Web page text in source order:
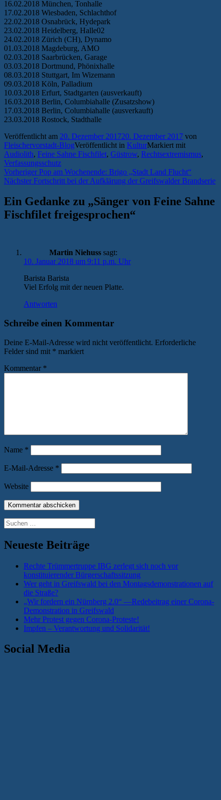
16.02.2018 München, Tonhalle
17.02.2018 Wiesbaden, Schlachthof
22.02.2018 Osnabrück, Hydepark
23.02.2018 Heidelberg, Halle02
24.02.2018 Zürich (CH), Dynamo
01.03.2018 Magdeburg, AMO
02.03.2018 Saarbrücken, Garage
03.03.2018 Dortmund, Phönixhalle
08.03.2018 Stuttgart, Im Wizemann
09.03.2018 Köln, Palladium
10.03.2018 Erfurt, Stadtgarten (ausverkauft)
16.03.2018 Berlin, Columbiahalle (Zusatzshow)
17.03.2018 Berlin, Columbiahalle (ausverkauft)
23.03.2018 Rostock, Stadthalle
Veröffentlicht am 20. Dezember 201720. Dezember 2017 von
Fleischervorstadt-BlogVeröffentlicht in KulturMarkiert mit
Audiolith, Feine Sahne Fischfilet, Güstrow, Rechtsextremismus,
Verfassungsschutz
Beitragsnavigation
Vorheriger Vorheriger
Beitrag:
Pop am Wochenende: Brigo „Stadt Land Flucht“
Nächster Nächster
Fortschritt bei der Aufklärung der Greifswalder Brandserie
Ein Gedanke zu „Sänger von Feine Sahne
Fischfilet freigesprochen“
Martin Niehuss sagt:
10. Januar 2018 um 9:11 p.m. Uhr
Barista Barista
Viel Erfolg mit der neuen Platte.
Antworten
Schreibe einen Kommentar
Deine E-Mail-Adresse wird nicht veröffentlicht. Erforderliche
Felder sind mit * markiert
Kommentar *
Name *
E-Mail-Adresse *
Website
Suchen
nach:
Neueste Beiträge
Rechte Trümmertruppe IBG zerlegt sich noch vor
konstituierender Bürgerschaftssitzung
Wer geht in Greifswald bei den Montagsdemonstrationen auf
die Straße?
„Wir fordern ein Nürnberg 2.0“ —Redebeitrag einer Corona-
Demonstration in Greifswald
Mehr Protest gegen Corona-Proteste!
Impfen – Verantwortung und Solidarität!
Social Media